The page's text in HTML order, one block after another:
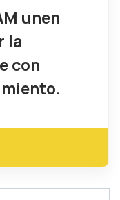
unen
la
con